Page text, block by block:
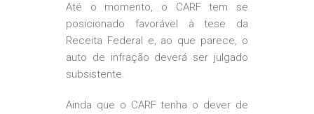
Até o momento, o CARF tem se
posicionado favorável à tese da
Receita Federal e, ao que parece, o
auto de infração deverá ser julgado
subsistente.
Ainda que o CARF tenha o dever de